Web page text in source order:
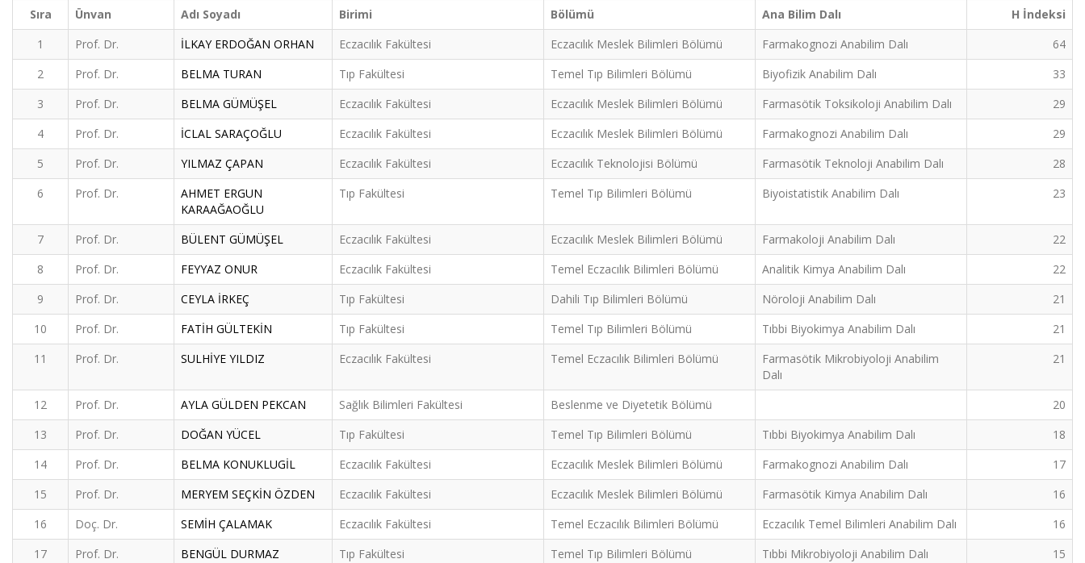
Sıra Ünvan Adı Soyadı Birimi Bölümü Ana Bilim Dalı
H İndeksi
1
Prof. Dr. İLKAY ERDOĞAN ORHAN Eczacılık Fakültesi Eczacılık Meslek Bilimleri Bölümü Farmakognozi Anabilim Dalı
64
2
Prof. Dr. BELMA TURAN Tıp Fakültesi Temel Tıp Bilimleri Bölümü Biyofizik Anabilim Dalı
33
3
Prof. Dr. BELMA GÜMÜŞEL Eczacılık Fakültesi Eczacılık Meslek Bilimleri Bölümü Farmasötik Toksikoloji Anabilim Dalı
29
4
Prof. Dr. İCLAL SARAÇOĞLU Eczacılık Fakültesi Eczacılık Meslek Bilimleri Bölümü Farmakognozi Anabilim Dalı
29
5
Prof. Dr. YILMAZ ÇAPAN Eczacılık Fakültesi Eczacılık Teknolojisi Bölümü Farmasötik Teknoloji Anabilim Dalı
28
6
Prof. Dr.
AHMET ERGUN
KARAAĞAOĞLU
Tıp Fakültesi Temel Tıp Bilimleri Bölümü Biyoistatistik Anabilim Dalı 23
7 Prof. Dr. BÜLENT GÜMÜŞEL Eczacılık Fakültesi Eczacılık Meslek Bilimleri Bölümü Farmakoloji Anabilim Dalı
22
8
Prof. Dr. FEYYAZ ONUR Eczacılık Fakültesi Temel Eczacılık Bilimleri Bölümü Analitik Kimya Anabilim Dalı
22
9
Prof. Dr. CEYLA İRKEÇ Tıp Fakültesi Dahili Tıp Bilimleri Bölümü Nöroloji Anabilim Dalı
21
10
Prof. Dr. FATİH GÜLTEKİN Tıp Fakültesi Temel Tıp Bilimleri Bölümü Tıbbi Biyokimya Anabilim Dalı
21
11
Prof. Dr. SULHİYE YILDIZ Eczacılık Fakültesi Temel Eczacılık Bilimleri Bölümü
Farmasötik Mikrobiyoloji Anabilim
Dalı
21
12 Prof. Dr. AYLA GÜLDEN PEKCAN Sağlık Bilimleri Fakültesi Beslenme ve Diyetetik Bölümü
20
13
Prof. Dr. DOĞAN YÜCEL Tıp Fakültesi Temel Tıp Bilimleri Bölümü Tıbbi Biyokimya Anabilim Dalı
18
14
Prof. Dr. BELMA KONUKLUGİL Eczacılık Fakültesi Eczacılık Meslek Bilimleri Bölümü Farmakognozi Anabilim Dalı
17
15
Prof. Dr. MERYEM SEÇKİN ÖZDEN Eczacılık Fakültesi Eczacılık Meslek Bilimleri Bölümü Farmasötik Kimya Anabilim Dalı
16
16
Doç. Dr. SEMİH ÇALAMAK Eczacılık Fakültesi Temel Eczacılık Bilimleri Bölümü Eczacılık Temel Bilimleri Anabilim Dalı
16
17
Prof. Dr. BENGÜL DURMAZ Tıp Fakültesi Temel Tıp Bilimleri Bölümü Tıbbi Mikrobiyoloji Anabilim Dalı
15